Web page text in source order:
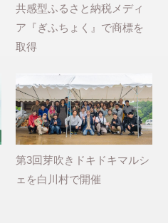
共感型ふるさと納税メディ
ア『ぎふちょく』で商標を
取得
第3回芽吹きドキドキマルシ
ェを白川村で開催